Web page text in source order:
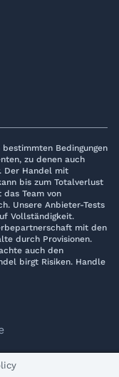
Bedingungen
zu denen auch
Der Handel mit
bis zum Totalverlust
Team von
Unsere Anbieter-Tests
Vollständigkeit.
mit den
durch Provisionen.
auch den
birgt Risiken. Handle